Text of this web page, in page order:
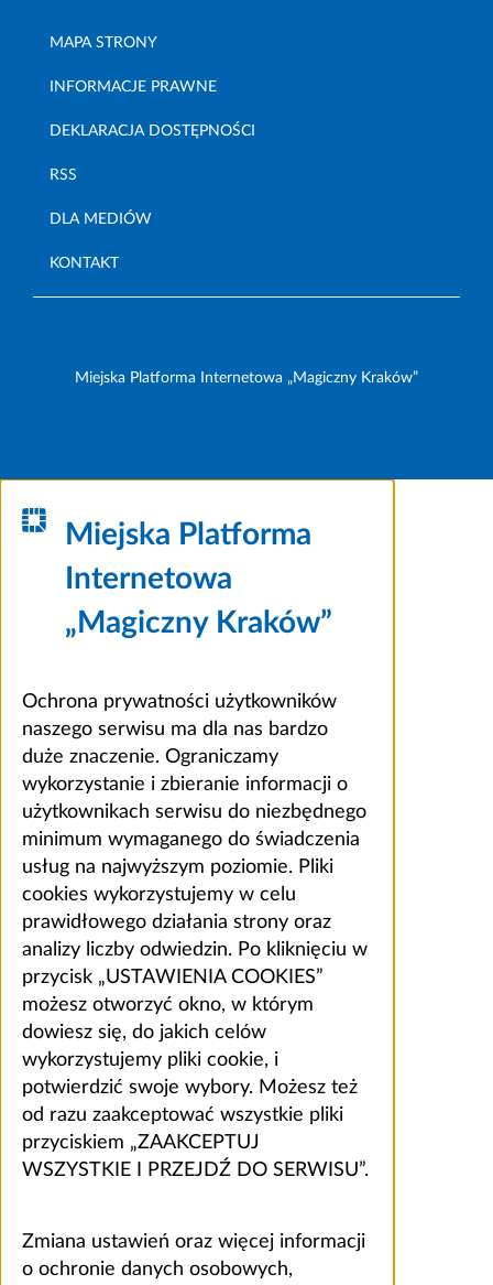
MAPA STRONY
INFORMACJE PRAWNE
DEKLARACJA DOSTĘPNOŚCI
RSS
DLA MEDIÓW
KONTAKT
Miejska Platforma Internetowa „Magiczny Kraków”
Miejska Platforma
Internetowa
„Magiczny Kraków”
Ochrona prywatności użytkowników
naszego serwisu ma dla nas bardzo
duże znaczenie. Ograniczamy
wykorzystanie i zbieranie informacji o
użytkownikach serwisu do niezbędnego
minimum wymaganego do świadczenia
usług na najwyższym poziomie. Pliki
cookies wykorzystujemy w celu
prawidłowego działania strony oraz
analizy liczby odwiedzin. Po kliknięciu w
przycisk „USTAWIENIA COOKIES”
możesz otworzyć okno, w którym
dowiesz się, do jakich celów
wykorzystujemy pliki cookie, i
potwierdzić swoje wybory. Możesz też
od razu zaakceptować wszystkie pliki
przyciskiem „ZAAKCEPTUJ
WSZYSTKIE I PRZEJDŹ DO SERWISU”.
Zmiana ustawień oraz więcej informacji
o ochronie danych osobowych,